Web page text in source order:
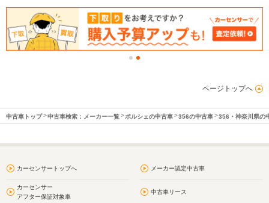
ページトップへ
中古車トップ 中古車検索：メーカー一覧 ポルシェの中古車 356の中古車 356・神奈川県の
カーセンサートップへ メーカー認定中古車
カーセンサー
アフター保証対象車
中古車リース